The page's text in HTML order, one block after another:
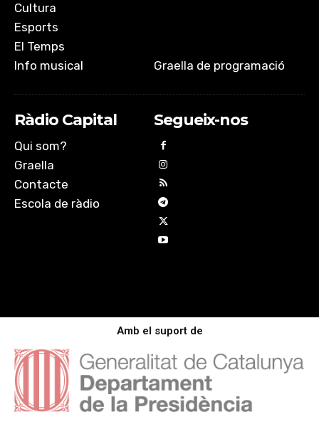
Cultura
Esports
El Temps
Info musical
Graella de programació
Ràdio Capital
Qui som?
Graella
Contacte
Escola de ràdio
Segueix-nos
Amb el suport de